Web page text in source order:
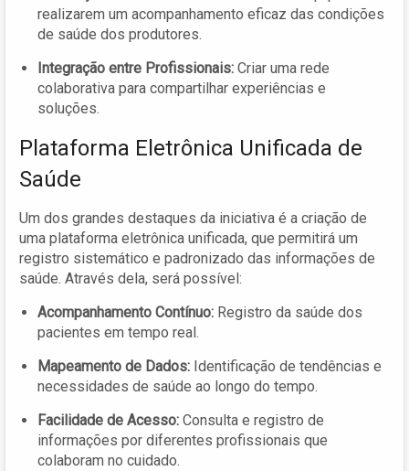
realizarem um acompanhamento eficaz das condições
de saúde dos produtores.
Integração entre Profissionais: Criar uma rede
colaborativa para compartilhar experiências e
soluções.
Plataforma Eletrônica Unificada de
Saúde
Um dos grandes destaques da iniciativa é a criação de
uma plataforma eletrônica unificada, que permitirá um
registro sistemático e padronizado das informações de
saúde. Através dela, será possível:
Acompanhamento Contínuo: Registro da saúde dos
pacientes em tempo real.
Mapeamento de Dados: Identificação de tendências e
necessidades de saúde ao longo do tempo.
Facilidade de Acesso: Consulta e registro de
informações por diferentes profissionais que
colaboram no cuidado.